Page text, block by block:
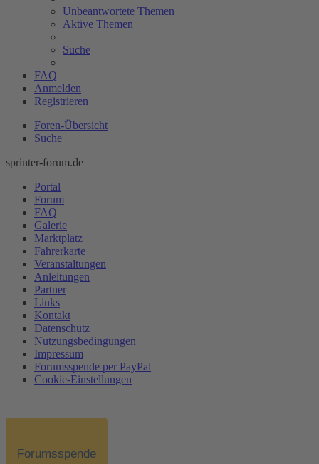
Unbeantwortete Themen
Aktive Themen
Suche
FAQ
Anmelden
Registrieren
Foren-Übersicht
Suche
sprinter-forum.de
Portal
Forum
FAQ
Galerie
Marktplatz
Fahrerkarte
Veranstaltungen
Anleitungen
Partner
Links
Kontakt
Datenschutz
Nutzungsbedingungen
Impressum
Forumsspende per PayPal
Cookie-Einstellungen
Forumsspende